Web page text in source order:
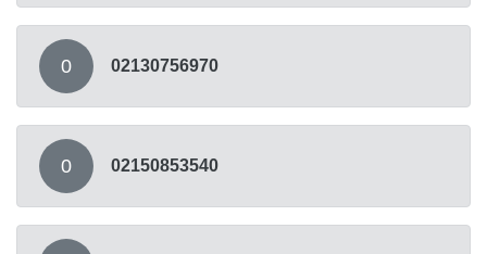
0 02130756970
0 02150853540